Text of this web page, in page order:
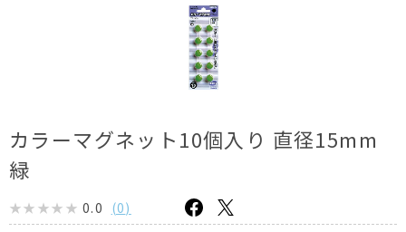
カラーマグネット10個入り 直径15mm
緑
0.0 (0)